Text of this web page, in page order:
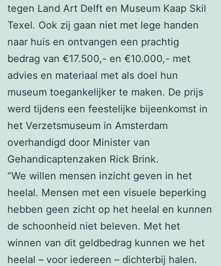
tegen Land Art Delft en Museum Kaap Skil
Texel. Ook zij gaan niet met lege handen
naar huis en ontvangen een prachtig
bedrag van €17.500,- en €10.000,- met
advies en materiaal met als doel hun
museum toegankelijker te maken. De prijs
werd tijdens een feestelijke bijeenkomst in
het Verzetsmuseum in Amsterdam
overhandigd door Minister van
Gehandicaptenzaken Rick Brink.
“We willen mensen inzicht geven in het
heelal. Mensen met een visuele beperking
hebben geen zicht op het heelal en kunnen
de schoonheid niet beleven. Met het
winnen van dit geldbedrag kunnen we het
heelal – voor iedereen – dichterbij halen.